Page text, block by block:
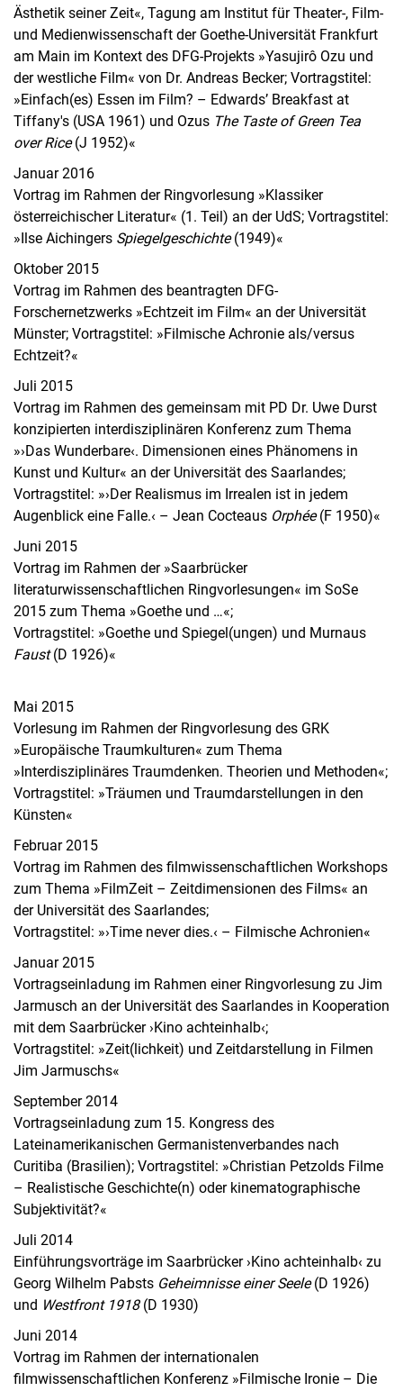
Ästhetik seiner Zeit«, Tagung am Institut für Theater-, Film-
und Medienwissenschaft der Goethe-Universität Frankfurt
am Main im Kontext des DFG-Projekts »Yasujirô Ozu und
der westliche Film« von Dr. Andreas Becker; Vortragstitel:
»Einfach(es) Essen im Film? – Edwards’ Breakfast at
Tiffany's (USA 1961) und Ozus The Taste of Green Tea
over Rice(J 1952)«
Januar 2016
Vortrag im Rahmen der Ringvorlesung »Klassiker
österreichischer Literatur« (1. Teil) an der UdS; Vortragstitel:
»Ilse Aichingers Spiegelgeschichte(1949)«
Oktober 2015
Vortrag im Rahmen des beantragten DFG-
Forschernetzwerks »Echtzeit im Film« an der Universität
Münster; Vortragstitel: »Filmische Achronie als/versus
Echtzeit?«
Juli 2015
Vortrag im Rahmen des gemeinsam mit PD Dr. Uwe Durst
konzipierten interdisziplinären Konferenz zum Thema
»›Das Wunderbare‹. Dimensionen eines Phänomens in
Kunst und Kultur« an der Universität des Saarlandes;
Vortragstitel: »›Der Realismus im Irrealen ist in jedem
Augenblick eine Falle.‹ – Jean Cocteaus Orphée(F 1950)«
Juni 2015
Vortrag im Rahmen der »Saarbrücker
literaturwissenschaftlichen Ringvorlesungen« im SoSe
2015 zum Thema »Goethe und …«;
Vortragstitel: »Goethe und Spiegel(ungen) und Murnaus
Faust(D 1926)«
Mai 2015
Vorlesung im Rahmen der Ringvorlesung des GRK
»Europäische Traumkulturen« zum Thema
»Interdisziplinäres Traumdenken. Theorien und Methoden«;
Vortragstitel: »Träumen und Traumdarstellungen in den
Künsten«
Februar 2015
Vortrag im Rahmen des filmwissenschaftlichen Workshops
zum Thema »FilmZeit – Zeitdimensionen des Films« an
der Universität des Saarlandes;
Vortragstitel: »›Time never dies.‹ – Filmische Achronien«
Januar 2015
Vortragseinladung im Rahmen einer Ringvorlesung zu Jim
Jarmusch an der Universität des Saarlandes in Kooperation
mit dem Saarbrücker ›Kino achteinhalb‹;
Vortragstitel: »Zeit(lichkeit) und Zeitdarstellung in Filmen
Jim Jarmuschs«
September 2014
Vortragseinladung zum 15. Kongress des
Lateinamerikanischen Germanistenverbandes nach
Curitiba (Brasilien); Vortragstitel: »Christian Petzolds Filme
– Realistische Geschichte(n) oder kinematographische
Subjektivität?«
Juli 2014
Einführungsvorträge im Saarbrücker ›Kino achteinhalb‹ zu
Georg Wilhelm Pabsts Geheimnisse einer Seele(D 1926)
und Westfront 1918(D 1930)
Juni 2014
Vortrag im Rahmen der internationalen
filmwissenschaftlichen Konferenz »Filmische Ironie – Die